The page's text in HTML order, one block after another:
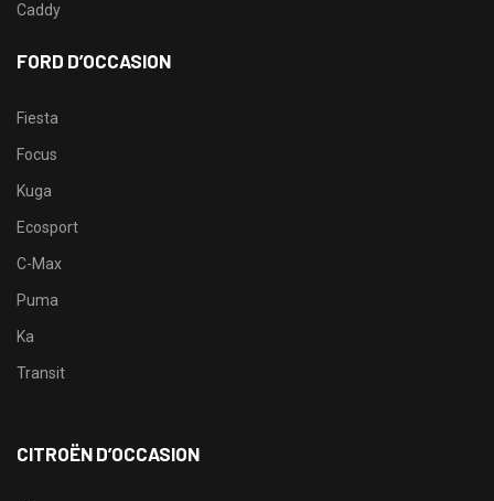
Caddy
FORD D’OCCASION
Fiesta
Focus
Kuga
Ecosport
C-Max
Puma
Ka
Transit
CITROËN D’OCCASION